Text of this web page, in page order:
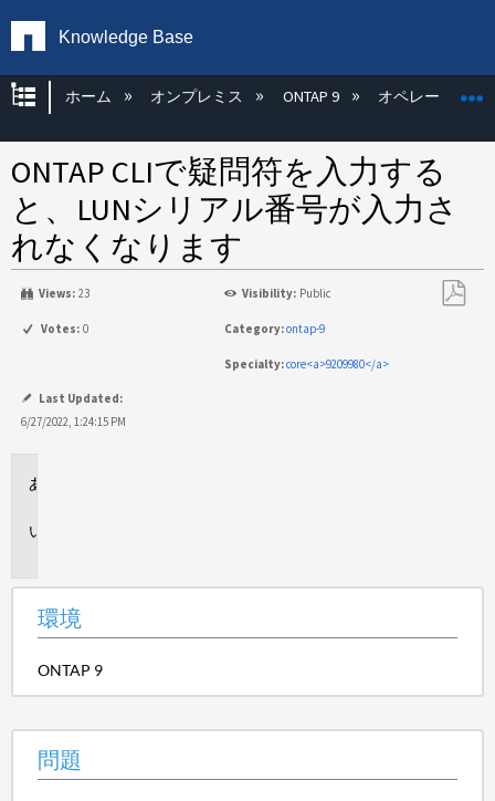
Knowledge Base
グローバル階層を展開/折りたたむ
ホーム オンプレミス ONTAP 9 オペレーティン
ONTAP CLIで疑問符を入力する
と、LUNシリアル番号が入力さ
れなくなります
Views: 23 Visibility: Public
Votes: 0 Category:ontap-9
Specialty:core<a>9209980</a>
Last Updated:
6/27/2022, 1:24:15 PM
環境
ONTAP 9
問題